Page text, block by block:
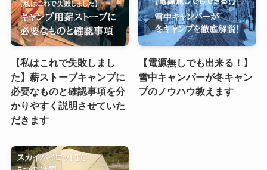
【私はこれで失敗しまし
た】薪ストーブキャンプに
必要なものと確認事項を分
かりやすく説明させていた
だきます
【電源無しでも出来る！】
雪中キャンパーが冬キャン
プのノウハウ教えます